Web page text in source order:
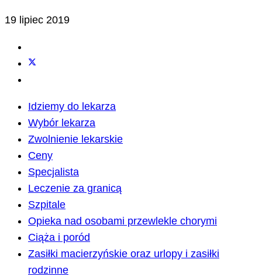
19 lipiec 2019
Idziemy do lekarza
Wybór lekarza
Zwolnienie lekarskie
Ceny
Specjalista
Leczenie za granicą
Szpitale
Opieka nad osobami przewlekle chorymi
Ciąża i poród
Zasiłki macierzyńskie oraz urlopy i zasiłki
rodzinne